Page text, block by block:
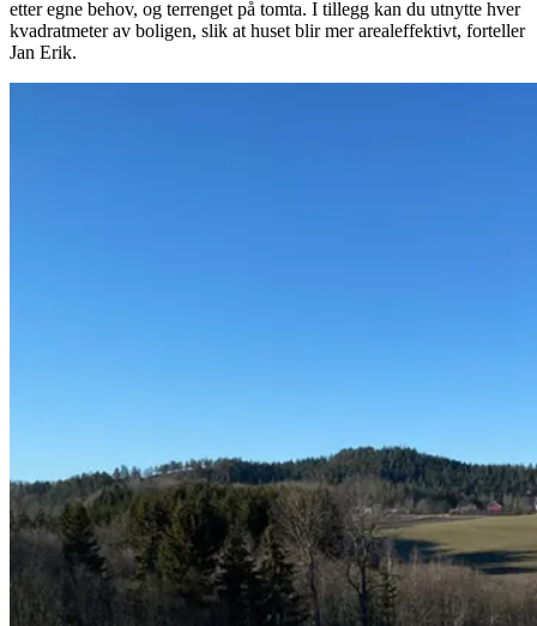
etter egne behov, og terrenget på tomta. I tillegg kan du utnytte hver
kvadratmeter av boligen, slik at huset blir mer arealeffektivt, forteller
Jan Erik.